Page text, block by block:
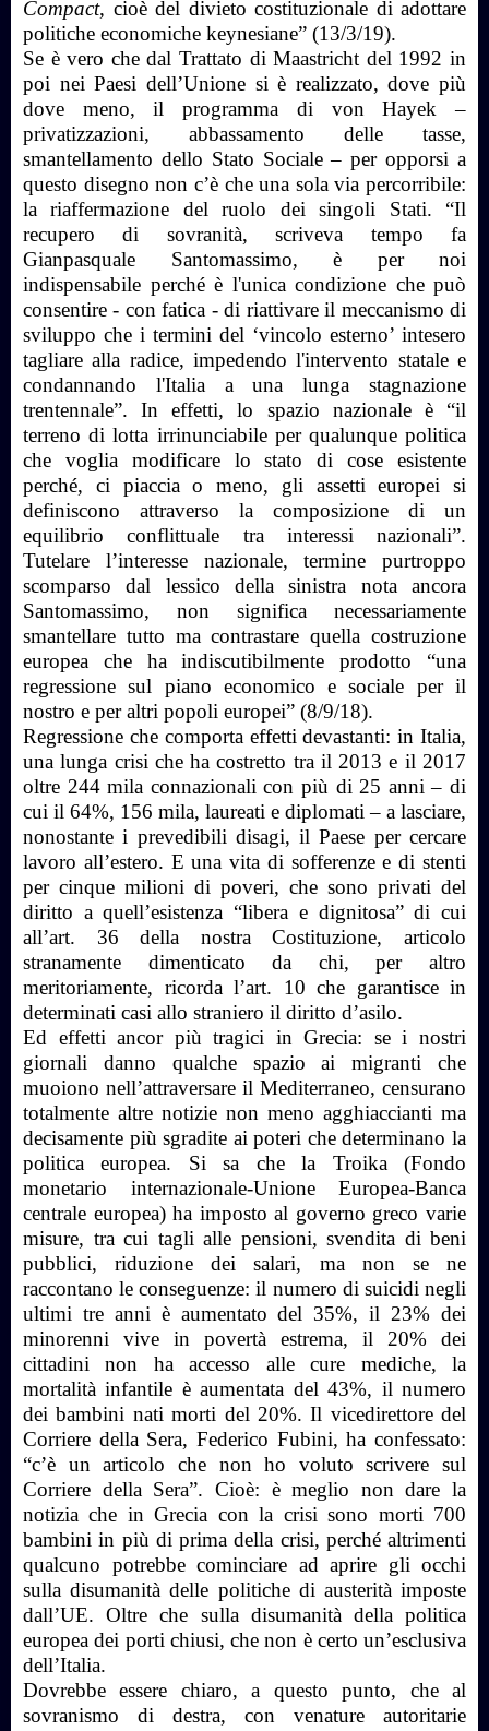
Compact, cioè del divieto costituzionale di adottare
politiche economiche keynesiane” (13/3/19).
Se è vero che dal Trattato di Maastricht del 1992 in
poi nei Paesi dell’Unione si è realizzato, dove più
dove meno, il programma di von Hayek –
privatizzazioni, abbassamento delle tasse,
smantellamento dello Stato Sociale – per opporsi a
questo disegno non c’è che una sola via percorribile:
la riaffermazione del ruolo dei singoli Stati. “Il
recupero di sovranità, scriveva tempo fa
Gianpasquale Santomassimo, è per noi
indispensabile perché è l'unica condizione che può
consentire - con fatica - di riattivare il meccanismo di
sviluppo che i termini del ‘vincolo esterno’ intesero
tagliare alla radice, impedendo l'intervento statale e
condannando l'Italia a una lunga stagnazione
trentennale”. In effetti, lo spazio nazionale è “il
terreno di lotta irrinunciabile per qualunque politica
che voglia modificare lo stato di cose esistente
perché, ci piaccia o meno, gli assetti europei si
definiscono attraverso la composizione di un
equilibrio conflittuale tra interessi nazionali”.
Tutelare l’interesse nazionale, termine purtroppo
scomparso dal lessico della sinistra nota ancora
Santomassimo, non significa necessariamente
smantellare tutto ma contrastare quella costruzione
europea che ha indiscutibilmente prodotto “una
regressione sul piano economico e sociale per il
nostro e per altri popoli europei” (8/9/18).
Regressione che comporta effetti devastanti: in Italia,
una lunga crisi che ha costretto tra il 2013 e il 2017
oltre 244 mila connazionali con più di 25 anni – di
cui il 64%, 156 mila, laureati e diplomati – a lasciare,
nonostante i prevedibili disagi, il Paese per cercare
lavoro all’estero. E una vita di sofferenze e di stenti
per cinque milioni di poveri, che sono privati del
diritto a quell’esistenza “libera e dignitosa” di cui
all’art. 36 della nostra Costituzione, articolo
stranamente dimenticato da chi, per altro
meritoriamente, ricorda l’art. 10 che garantisce in
determinati casi allo straniero il diritto d’asilo.
Ed effetti ancor più tragici in Grecia: se i nostri
giornali danno qualche spazio ai migranti che
muoiono nell’attraversare il Mediterraneo, censurano
totalmente altre notizie non meno agghiaccianti ma
decisamente più sgradite ai poteri che determinano la
politica europea. Si sa che la Troika (Fondo
monetario internazionale-Unione Europea-Banca
centrale europea) ha imposto al governo greco varie
misure, tra cui tagli alle pensioni, svendita di beni
pubblici, riduzione dei salari, ma non se ne
raccontano le conseguenze: il numero di suicidi negli
ultimi tre anni è aumentato del 35%, il 23% dei
minorenni vive in povertà estrema, il 20% dei
cittadini non ha accesso alle cure mediche, la
mortalità infantile è aumentata del 43%, il numero
dei bambini nati morti del 20%. Il vicedirettore del
Corriere della Sera, Federico Fubini, ha confessato:
“c’è un articolo che non ho voluto scrivere sul
Corriere della Sera”. Cioè: è meglio non dare la
notizia che in Grecia con la crisi sono morti 700
bambini in più di prima della crisi, perché altrimenti
qualcuno potrebbe cominciare ad aprire gli occhi
sulla disumanità delle politiche di austerità imposte
dall’UE. Oltre che sulla disumanità della politica
europea dei porti chiusi, che non è certo un’esclusiva
dell’Italia.
Dovrebbe essere chiaro, a questo punto, che al
sovranismo di destra, con venature autoritarie